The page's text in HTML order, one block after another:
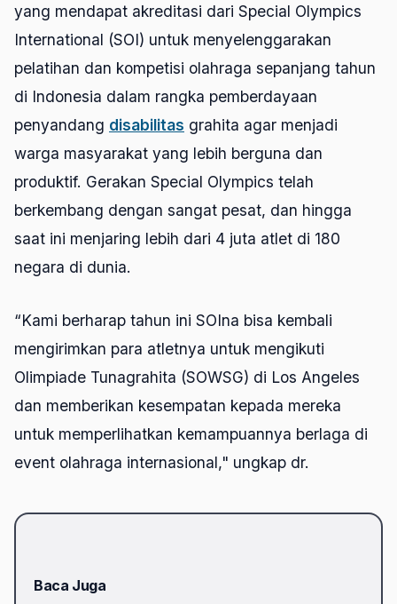
yang mendapat akreditasi dari Special Olympics
International (SOI) untuk menyelenggarakan
pelatihan dan kompetisi olahraga sepanjang tahun
di Indonesia dalam rangka pemberdayaan
penyandang disabilitas grahita agar menjadi
warga masyarakat yang lebih berguna dan
produktif. Gerakan Special Olympics telah
berkembang dengan sangat pesat, dan hingga
saat ini menjaring lebih dari 4 juta atlet di 180
negara di dunia.
“Kami berharap tahun ini SOIna bisa kembali
mengirimkan para atletnya untuk mengikuti
Olimpiade Tunagrahita (SOWSG) di Los Angeles
dan memberikan kesempatan kepada mereka
untuk memperlihatkan kemampuannya berlaga di
event olahraga internasional," ungkap dr.
Baca Juga